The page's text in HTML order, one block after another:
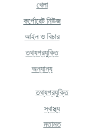
খেলা
কর্পোরেট নিউজ
আইন ও বিচার
তথ্যপ্রযুক্তি
অন্যান্য
তথ্যপ্রযুক্তি
স্বাস্থ্য
মতামত